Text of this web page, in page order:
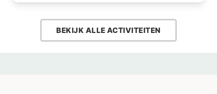
BEKIJK ALLE ACTIVITEITEN